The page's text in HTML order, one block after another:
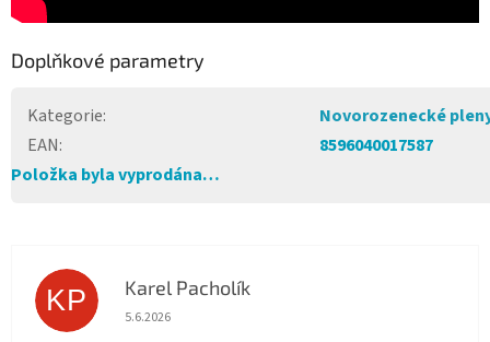
Doplňkové parametry
Kategorie:
Novorozenecké
EAN:
8596040017587
Položka byla vyprodána…
KP Karel Pacholík
Hodnocení obchodu je 4 z 5 hvězdiček.
5.6.2026